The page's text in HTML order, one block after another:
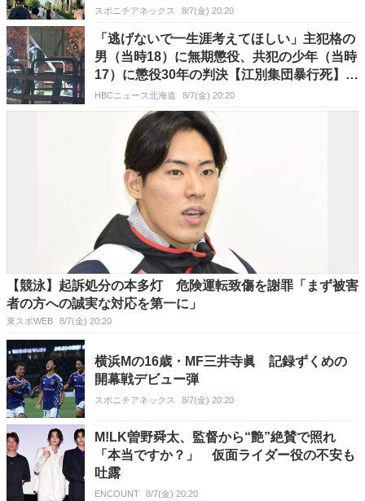
スポニチアネックス 8/7(金) 20:20
「逃げないで一生涯考えてほしい」主犯格の
男（当時18）に無期懲役、共犯の少年（当時
17）に懲役30年の判決【江別集団暴行死】元
裁判官が判決を解説
HBCニュース北海道 8/7(金) 20:20
【競泳】起訴処分の本多灯 危険運転致傷を謝罪「まず被害
者の方への誠実な対応を第一に」
東スポWEB 8/7(金) 20:20
横浜Mの16歳・MF三井寺眞 記録ずくめの
開幕戦デビュー弾
スポニチアネックス 8/7(金) 20:20
M!LK曽野舜太、監督から“艶”絶賛で照れ
「本当ですか？」 仮面ライダー役の不安も
吐露
ENCOUNT 8/7(金) 20:20